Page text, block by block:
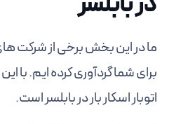
ما در این بخش برخی از شرکت های
برای شما گردآوری کرده ایم. با
اتوبار اسکار بار در بابلسر است.